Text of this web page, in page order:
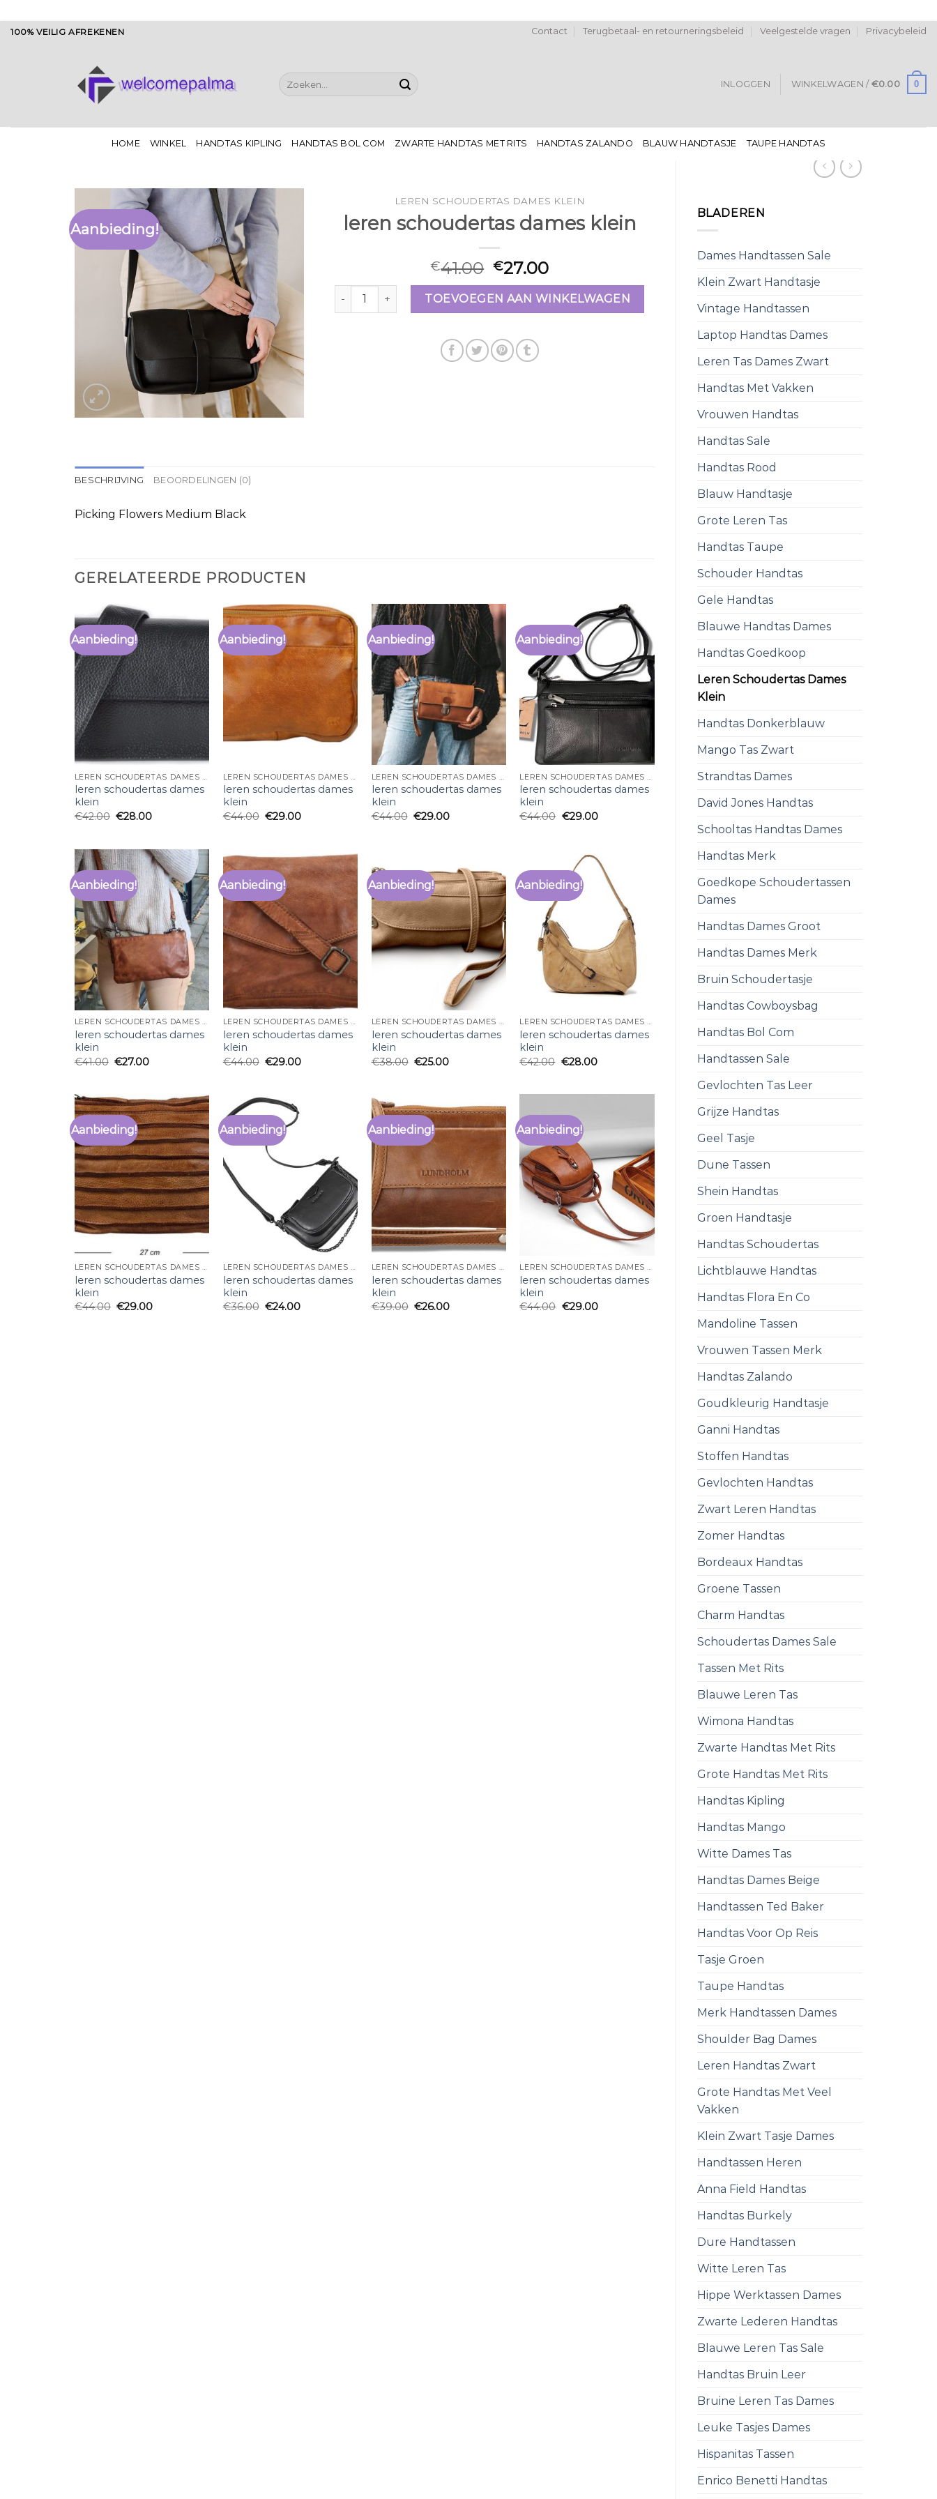
Ga100% VEILIG AFREKENEN Contact Terugbetaal- en retourneringsbeleid Veelgestelde vragen Privacybeleid
Zoeken
naar:
INLOGGEN WINKELWAGEN / €0.00 0
HOME WINKEL HANDTAS KIPLING HANDTAS BOL COM ZWARTE HANDTAS MET RITS HANDTAS ZALANDO BLAUW HANDTASJE TAUPE HANDTAS
BLADEREN
Dames Handtassen Sale
Klein Zwart Handtasje
Vintage Handtassen
Laptop Handtas Dames
Leren Tas Dames Zwart
Handtas Met Vakken
Vrouwen Handtas
Handtas Sale
Handtas Rood
Blauw Handtasje
Grote Leren Tas
Handtas Taupe
Schouder Handtas
Gele Handtas
Blauwe Handtas Dames
Handtas Goedkoop
Leren Schoudertas Dames
Klein
Handtas Donkerblauw
Mango Tas Zwart
Strandtas Dames
David Jones Handtas
Schooltas Handtas Dames
Handtas Merk
Goedkope Schoudertassen
Dames
Handtas Dames Groot
Handtas Dames Merk
Bruin Schoudertasje
Handtas Cowboysbag
Handtas Bol Com
Handtassen Sale
Gevlochten Tas Leer
Grijze Handtas
Geel Tasje
Dune Tassen
Shein Handtas
Groen Handtasje
Handtas Schoudertas
Lichtblauwe Handtas
Handtas Flora En Co
Mandoline Tassen
Vrouwen Tassen Merk
Handtas Zalando
Goudkleurig Handtasje
Ganni Handtas
Stoffen Handtas
Gevlochten Handtas
Zwart Leren Handtas
Zomer Handtas
Bordeaux Handtas
Groene Tassen
Charm Handtas
Schoudertas Dames Sale
Tassen Met Rits
Blauwe Leren Tas
Wimona Handtas
Zwarte Handtas Met Rits
Grote Handtas Met Rits
Handtas Kipling
Handtas Mango
Witte Dames Tas
Handtas Dames Beige
Handtassen Ted Baker
Handtas Voor Op Reis
Tasje Groen
Taupe Handtas
Merk Handtassen Dames
Shoulder Bag Dames
Leren Handtas Zwart
Grote Handtas Met Veel
Vakken
Klein Zwart Tasje Dames
Handtassen Heren
Anna Field Handtas
Handtas Burkely
Dure Handtassen
Witte Leren Tas
Hippe Werktassen Dames
Zwarte Lederen Handtas
Blauwe Leren Tas Sale
Handtas Bruin Leer
Bruine Leren Tas Dames
Leuke Tasjes Dames
Hispanitas Tassen
Enrico Benetti Handtas
Aanbieding!
LEREN SCHOUDERTAS DAMES KLEIN
leren schoudertas dames klein
€41.00 €27.00
leren schoudertas dames klein aantal
TOEVOEGEN AAN WINKELWAGEN
BESCHRIJVING BEOORDELINGEN (0)
Picking Flowers Medium Black
GERELATEERDE PRODUCTEN
Aanbieding!
leren schoudertas dames
klein
€42.00 €28.00
Aanbieding!
leren schoudertas dames
klein
€44.00 €29.00
Aanbieding!
leren schoudertas dames
klein
€44.00 €29.00
Aanbieding!
leren schoudertas dames
klein
€44.00 €29.00
Aanbieding!
LEREN SCHOUDERTAS DAMES KLEIN
leren schoudertas dames
klein
€41.00 €27.00
Aanbieding!
LEREN SCHOUDERTAS DAMES KLEIN
leren schoudertas dames
klein
€44.00 €29.00
Aanbieding!
LEREN SCHOUDERTAS DAMES KLEIN
leren schoudertas dames
klein
€38.00 €25.00
Aanbieding!
LEREN SCHOUDERTAS DAMES KLEIN
leren schoudertas dames
klein
€42.00 €28.00
Aanbieding!
LEREN SCHOUDERTAS DAMES KLEIN
leren schoudertas dames
klein
€44.00 €29.00
Aanbieding!
LEREN SCHOUDERTAS DAMES KLEIN
leren schoudertas dames
klein
€36.00 €24.00
Aanbieding!
LEREN SCHOUDERTAS DAMES KLEIN
leren schoudertas dames
klein
€39.00 €26.00
Aanbieding!
LEREN SCHOUDERTAS DAMES KLEIN
leren schoudertas dames
klein
€44.00 €29.00